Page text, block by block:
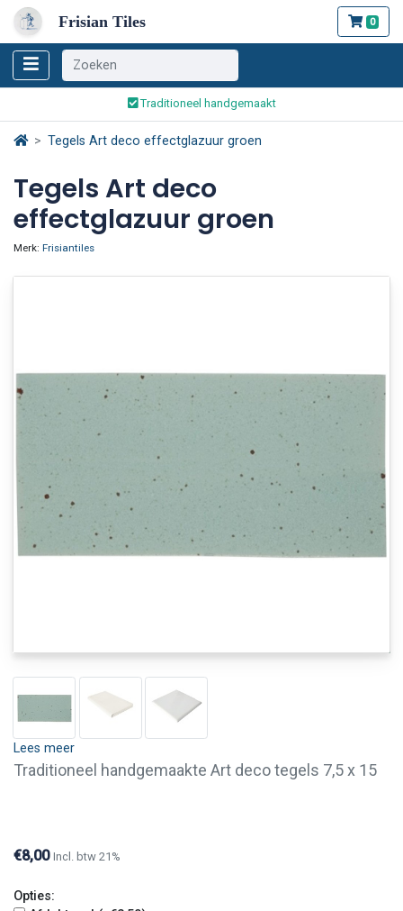
Frisian Tiles 0
Wereldwijde verzending
Traditioneel handgemaakt
Veilig bestellen en betalen
Wereldwijde verzending
Tegels Art deco effectglazuur groen
Tegels Art deco
effectglazuur groen
Merk: Frisiantiles
Lees meer
Traditioneel handgemaakte Art deco tegels 7,5 x 15
€8,00 Incl. btw 21%
Opties: